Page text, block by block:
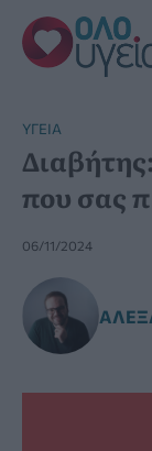
Μετάβαση
στο
περιεχόμενο
YΓΕΊΑ
που σας
06/11/2024